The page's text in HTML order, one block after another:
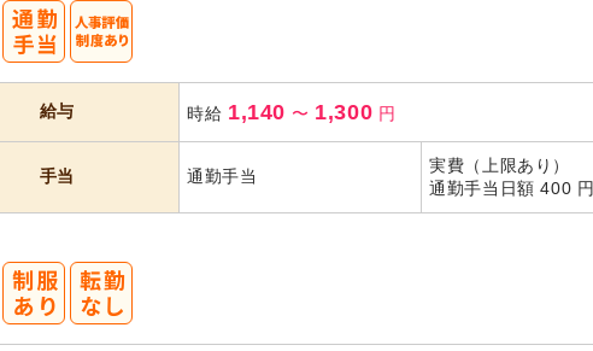
給与 時給 1,140 〜 1,300 円
手当 通勤手当
実費（上限あり）
通勤手当日額 400 円